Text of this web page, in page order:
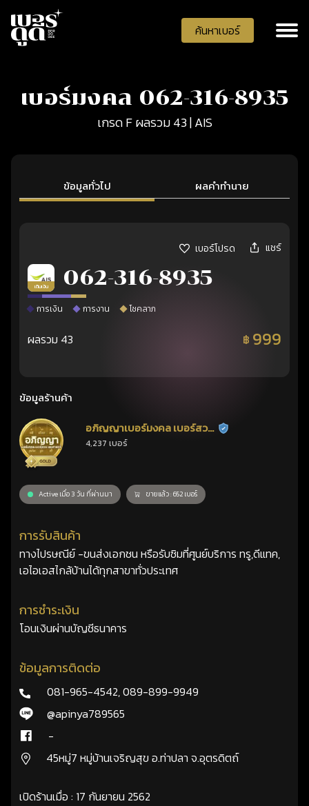
ค้นหาเบอร์
เบอร์มงคล 062-316-8935
เกรด F ผลรวม 43 | AIS
ข้อมูลทั่วไป ผลคำทำนาย
เบอร์โปรด แชร์
เติมเงิน 062-316-8935
การเงิน การงาน โชคลาภ
ผลรวม 43 ฿ 999
ข้อมูลร้านค้า
อภิญญาเบอร์มงคล เบอร์สวย
เลขศาสตร์
ร้านยืนยันแล้ว
4,237 เบอร์
Active เมื่อ 3 วัน ที่ผ่านมา ขายแล้ว : 652 เบอร์
การรับสินค้า
ทางไปรษณีย์ -ขนส่งเอกชน หรือรับซิมที่ศูนย์บริการ ทรู,ดีแทค,
เอไอเอสไกล้บ้านได้ทุกสาขาทั่วประเทศ
การชำระเงิน
โอนเงินผ่านบัญชีธนาคาร
ข้อมูลการติดต่อ
081-965-4542,089-899-9949
@apinya789565
-
45หมู่7 หมู่บ้านเจริญสุข อ.ท่าปลา จ.อุตรดิตถ์
เปิดร้านเมื่อ : 17 กันยายน 2562